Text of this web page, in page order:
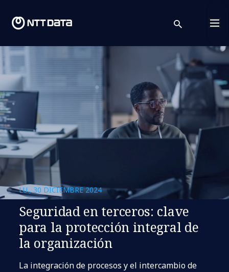
search
LU., 30 DICIEMBRE 2024
Seguridad en terceros: clave
para la protección integral de
la organización
La integración de procesos y el intercambio de